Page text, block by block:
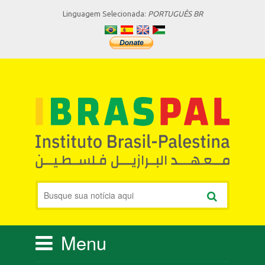
Linguagem Selecionada: PORTUGUÊS BR
Menu